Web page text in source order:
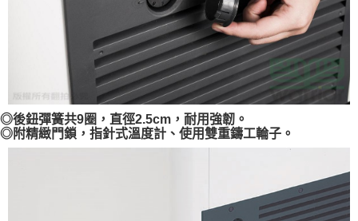
◎後鈕彈簧共9圈，直徑2.5cm，耐用強韌。
◎附精緻門鎖，指針式溫度計、使用雙重鑄工輪子。